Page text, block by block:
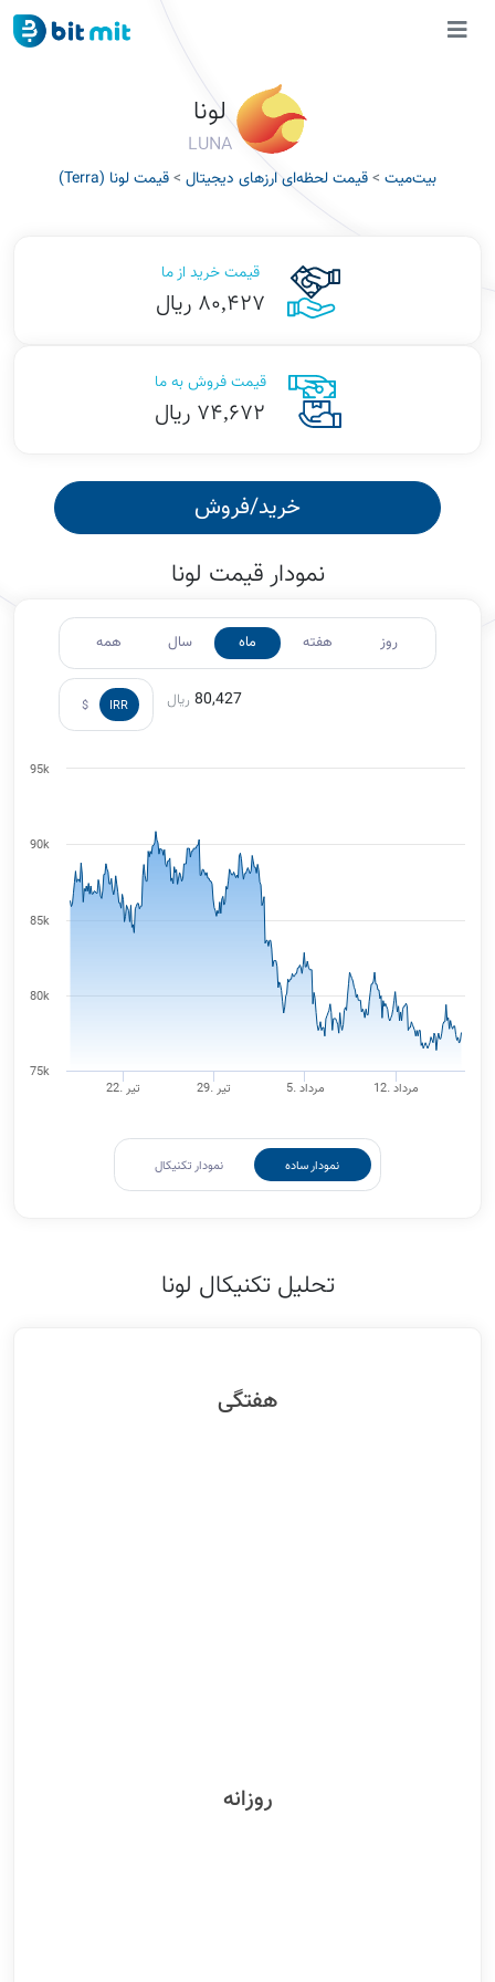
لونا
LUNA
بیت‌میت >قیمت لحظه‌ای ارزهای دیجیتال >قیمت لونا (Terra)
قیمت خرید از ما
80,427 ریال
قیمت فروش به ما
74,672 ریال
خرید/فروش
نمودار قیمت لونا
روز هفته ماه سال همه
ریال 80,427
IRR
$
22. تیر 29. تیر 5. مرداد 12. مرداد
75k
80k
85k
90k
95k
نمودار ساده نمودار تکنیکال
تحلیل تکنیکال لونا
هفتگی
روزانه